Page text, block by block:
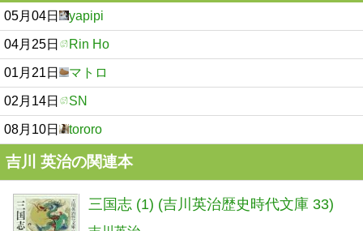
05月04日 yapipi
04月25日 Rin Ho
01月21日 マトロ
02月14日 SN
08月10日 tororo
吉川 英治の関連本
三国志 (1) (吉川英治歴史時代文庫 33)